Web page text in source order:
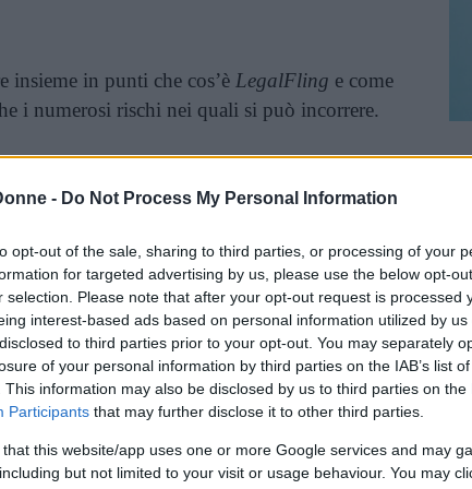
- Do Not Process My Personal Information
opt-out of the sale, sharing to third parties, or processing of your
for targeted advertising by us, please use the below opt-
selection. Please note that after your opt-out request is processed
interest-based ads based on personal information utilized by
to third parties prior to your opt-out. You may separately
of your personal information by third parties on the IAB’s list
This information may also be disclosed by us to third parties on the
Participants that may further disclose it to other third parties.
that this website/app uses one or more Google services and may
but not limited to your visit or usage behaviour. You may
insieme in punti che cos’è LegalFling e come
i numerosi rischi nei quali si può incorrere.
e come funziona
per verificare il consenso esplicito prima di
nel sito ufficiale diLegalFling. Quindi,
i creatori questa app dovrebbe
di avere un rapporto sessuale di stipulare